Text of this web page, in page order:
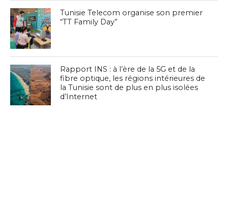
Tunisie Telecom organise son premier
“TT Family Day”
Rapport INS : à l’ère de la 5G et de la
fibre optique, les régions intérieures de
la Tunisie sont de plus en plus isolées
d’Internet